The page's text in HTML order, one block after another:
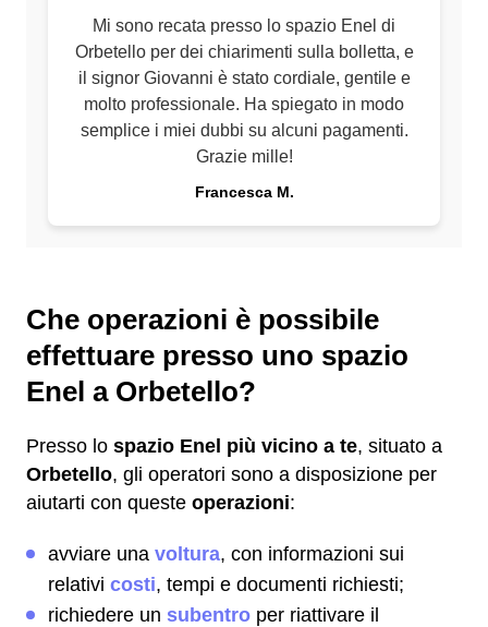
Mi sono recata presso lo spazio Enel di
Orbetello per dei chiarimenti sulla bolletta, e
il signor Giovanni è stato cordiale, gentile e
molto professionale. Ha spiegato in modo
semplice i miei dubbi su alcuni pagamenti.
Grazie mille!
Francesca M.
Che operazioni è possibile
effettuare presso uno spazio
Enel a Orbetello?
Presso lo spazio Enel più vicino a te, situato a
Orbetello, gli operatori sono a disposizione per
aiutarti con queste operazioni:
avviare una voltura, con informazioni sui
relativi costi, tempi e documenti richiesti;
richiedere un subentro per riattivare il